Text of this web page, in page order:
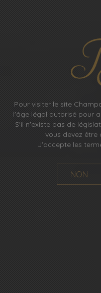
Pour visiter le site
l'âge légal autorisé pour
S'il n'existe pas de
vous devez être
J'accepte les
NON